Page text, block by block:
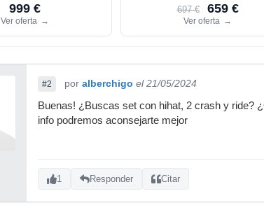
999 €
Ver oferta →
697 € 659 €
Ver oferta →
#2 por alberchigo el 21/05/2024
Buenas! ¿Buscas set con hihat, 2 crash y ride?
info podremos aconsejarte mejor
1 Responder Citar